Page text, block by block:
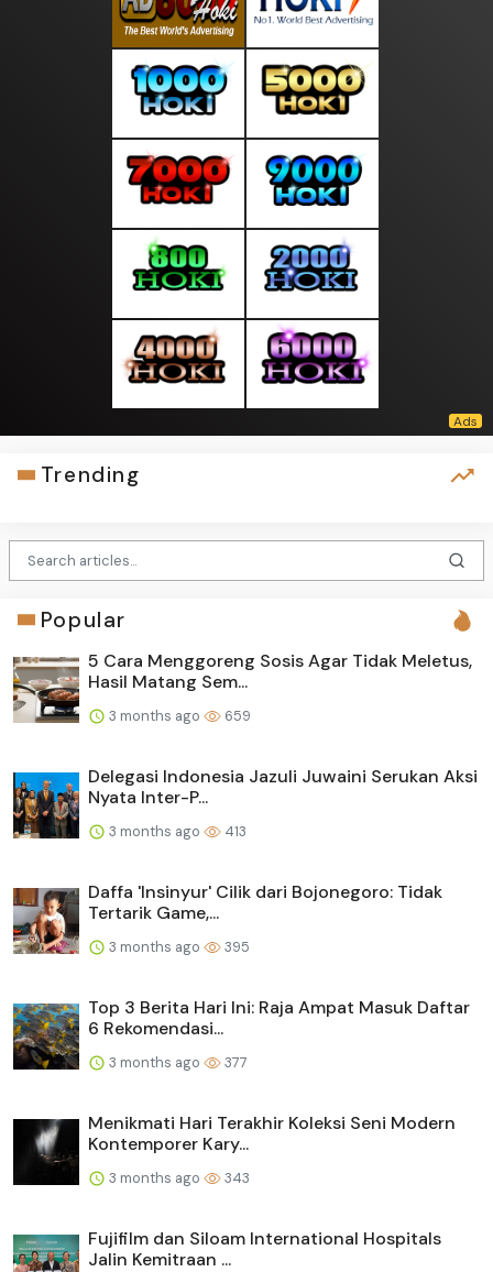
Trending
Popular
5 Cara Menggoreng Sosis Agar Tidak Meletus,
Hasil Matang Sem...
3 months ago 659
Delegasi Indonesia Jazuli Juwaini Serukan Aksi
Nyata Inter-P...
3 months ago 413
Daffa 'Insinyur' Cilik dari Bojonegoro: Tidak
Tertarik Game,...
3 months ago 395
Top 3 Berita Hari Ini: Raja Ampat Masuk Daftar
6 Rekomendasi...
3 months ago 377
Menikmati Hari Terakhir Koleksi Seni Modern
Kontemporer Kary...
3 months ago 343
Fujifilm dan Siloam International Hospitals
Jalin Kemitraan ...